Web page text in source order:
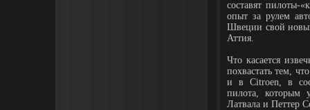
составят пилоты-
опыт за рулем
Швеции свой
Аттия.
Что касается
похвастать тем,
и в Citroen, в
пилота, которым
Латвала и Петтер